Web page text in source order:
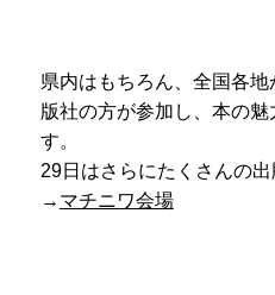
県内はもちろん、全国各
版社の方が参加し、本の魅
す。
29日はさらにたくさんの
→ マチニワ会場